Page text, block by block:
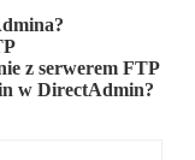
z serwerem FTP
w DirectAdmin?